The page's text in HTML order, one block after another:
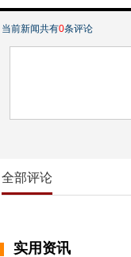
当前新闻共有0条评论
全部评论
实用资讯